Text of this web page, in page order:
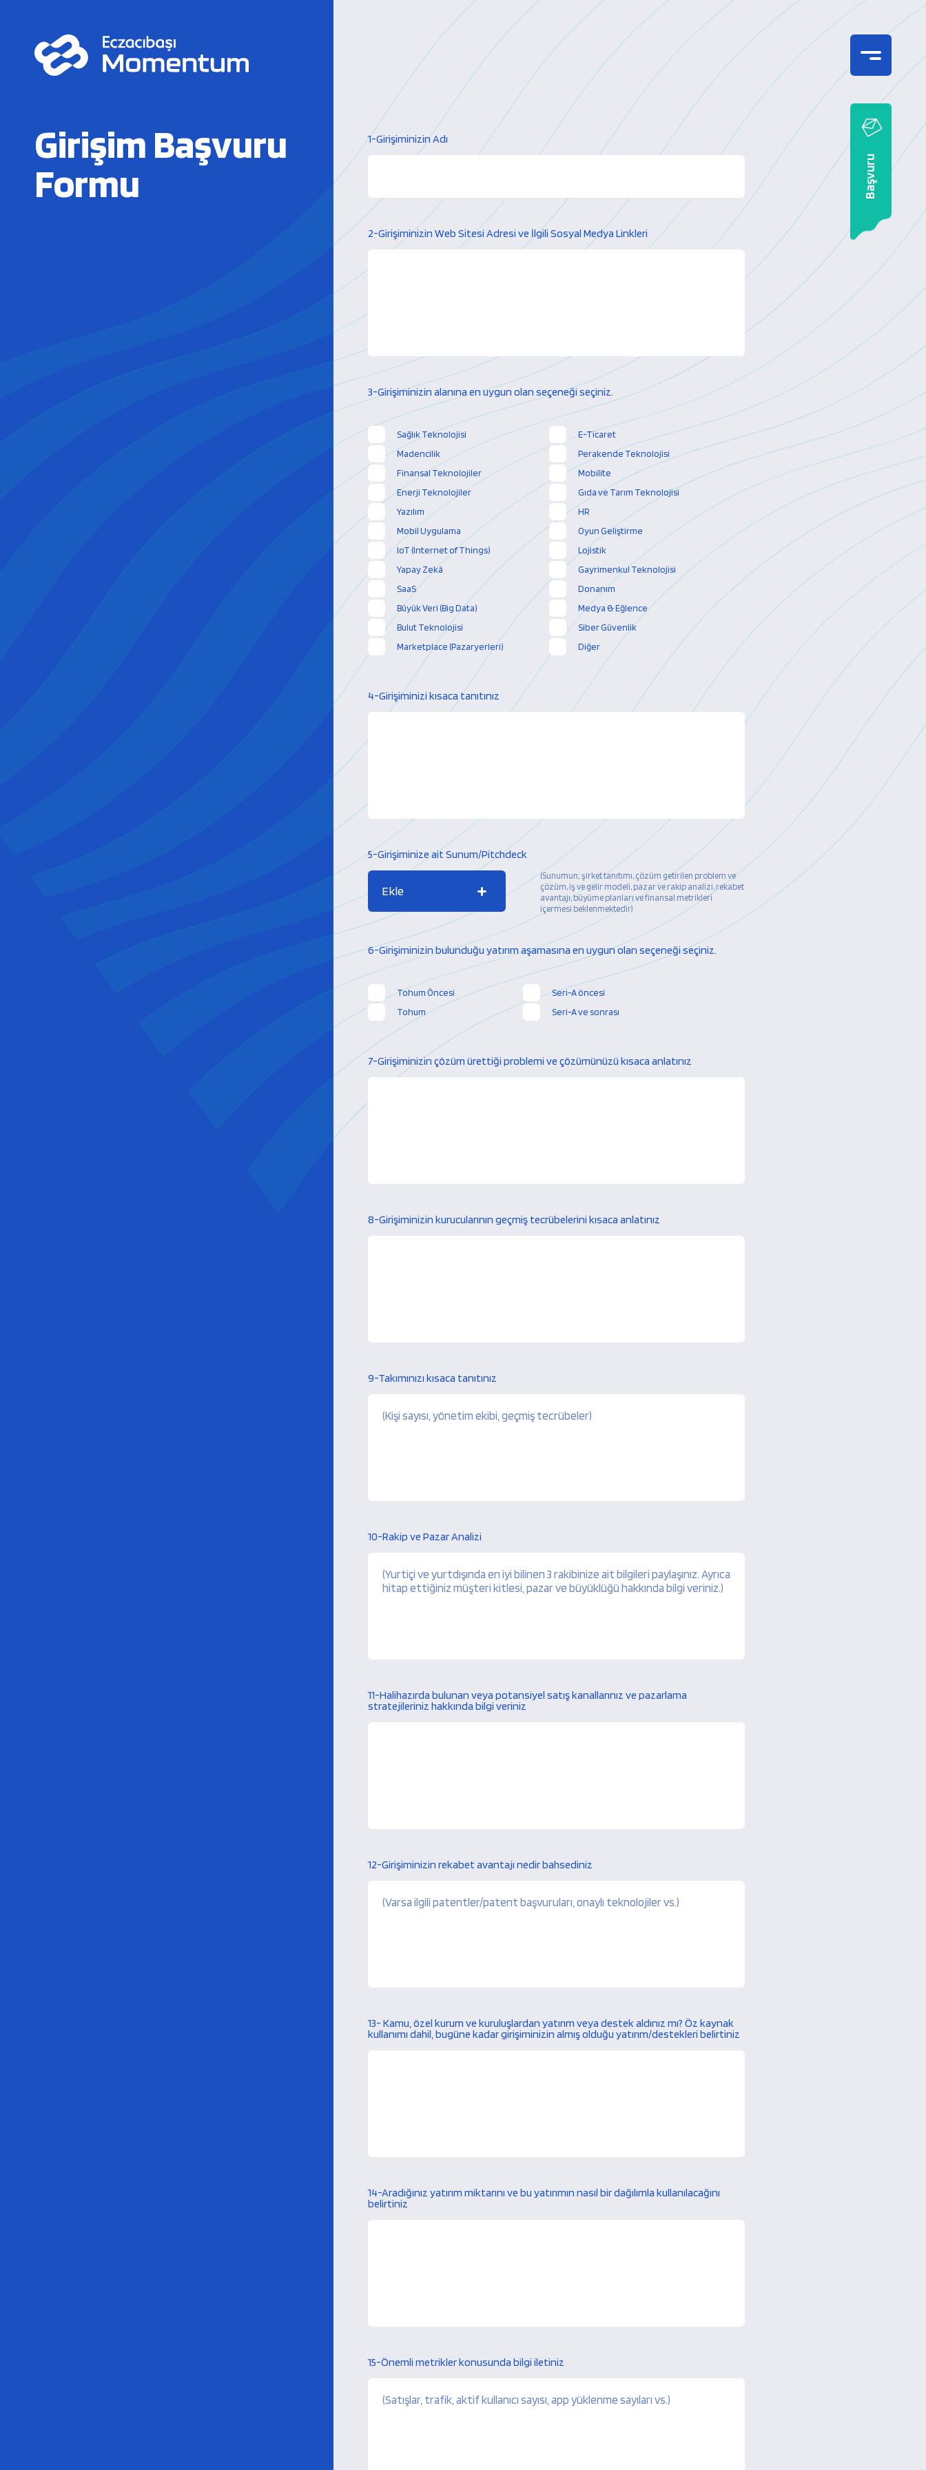
Başvuru
Girişim Başvuru
Formu
1-Girişiminizin Adı
2-Girişiminizin Web Sitesi Adresi ve İlgili Sosyal Medya Linkleri
3-Girişiminizin alanına en uygun olan seçeneği seçiniz.
Sağlık Teknolojisi
E-Ticaret
Madencilik
Perakende Teknolojisi
Finansal Teknolojiler
Mobilite
Enerji Teknolojiler
Gıda ve Tarım Teknolojisi
Yazılım
HR
Mobil Uygulama
Oyun Geliştirme
IoT (Internet of Things)
Lojistik
Yapay Zekâ
Gayrimenkul Teknolojisi
SaaS
Donanım
Büyük Veri (Big Data)
Medya & Eğlence
Bulut Teknolojisi
Siber Güvenlik
Marketplace (Pazaryerleri)
Diğer
4-Girişiminizi kısaca tanıtınız
5-Girişiminize ait Sunum/Pitchdeck
Ekle
(Sunumun; şirket tanıtımı, çözüm getirilen problem ve
çözüm, iş ve gelir modeli, pazar ve rakip analizi, rekabet
avantajı, büyüme planları ve finansal metrikleri
içermesi beklenmektedir)
6-Girişiminizin bulunduğu yatırım aşamasına en uygun olan seçeneği seçiniz.
Tohum Öncesi
Seri-A öncesi
Tohum
Seri-A ve sonrası
7-Girişiminizin çözüm ürettiği problemi ve çözümünüzü kısaca anlatınız
8-Girişiminizin kurucularının geçmiş tecrübelerini kısaca anlatınız
9-Takımınızı kısaca tanıtınız
10-Rakip ve Pazar Analizi
11-Halihazırda bulunan veya potansiyel satış kanallarınız ve pazarlama
stratejileriniz hakkında bilgi veriniz
12-Girişiminizin rekabet avantajı nedir bahsediniz
13- Kamu, özel kurum ve kuruluşlardan yatırım veya destek aldınız mı? Öz kaynak
kullanımı dahil, bugüne kadar girişiminizin almış olduğu yatırım/destekleri belirtiniz
14-Aradığınız yatırım miktarını ve bu yatırımın nasıl bir dağılımla kullanılacağını
belirtiniz
15-Önemli metrikler konusunda bilgi iletiniz